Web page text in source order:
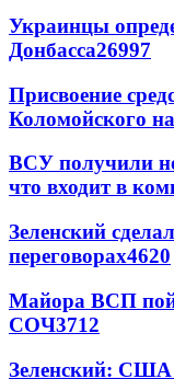
Украинцы
Донбасса26997
Присвоение
Коломойского
ВСУ получили
что входит в
Зеленский
переговорах4620
Майора ВСП
СОЧ3712
Зеленский: США